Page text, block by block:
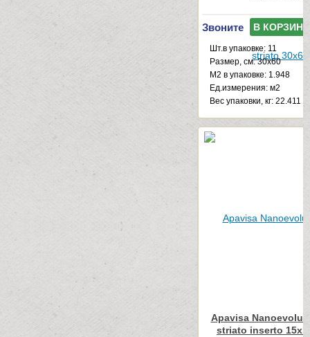
Звоните В КОРЗИНУ
Шт.в упаковке: 11
Размер, см: 30x60
М2 в упаковке: 1.948
Ед.измерения: м2
Веc упаковки, кг: 22.411
Apavisa
striato inserto